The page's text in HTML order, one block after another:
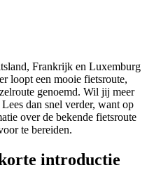
Frankrijk en Luxemburg
loopt een mooie fietsroute,
genoemd. Wil jij meer
dan snel verder, want op
over de bekende fietsroute
te bereiden.
introductie